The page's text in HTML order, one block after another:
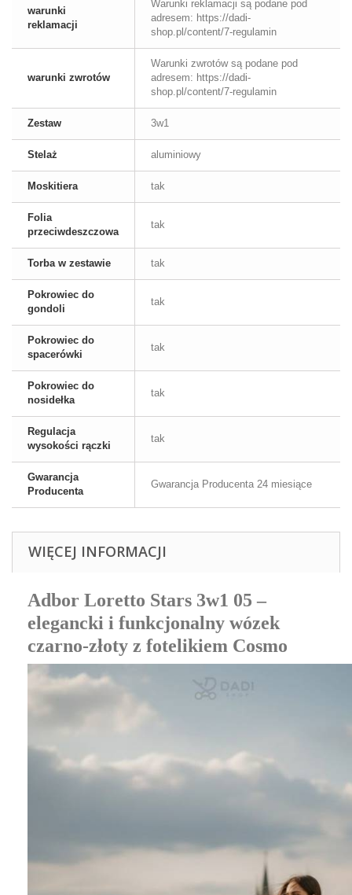
warunki
reklamacji
Warunki reklamacji są podane pod
adresem: https://dadi-
shop.pl/content/7-regulamin
warunki zwrotów
Warunki zwrotów są podane pod
adresem: https://dadi-
shop.pl/content/7-regulamin
Zestaw 3w1
Stelaż aluminiowy
Moskitiera tak
Folia
przeciwdeszczowa
tak
Torba w zestawie tak
Pokrowiec do
gondoli
tak
Pokrowiec do
spacerówki
tak
Pokrowiec do
nosidełka
tak
Regulacja
wysokości rączki
tak
Gwarancja
Producenta
Gwarancja Producenta 24 miesiące
WIĘCEJ INFORMACJI
Adbor Loretto Stars 3w1 05 –
elegancki i funkcjonalny wózek
czarno-złoty z fotelikiem Cosmo